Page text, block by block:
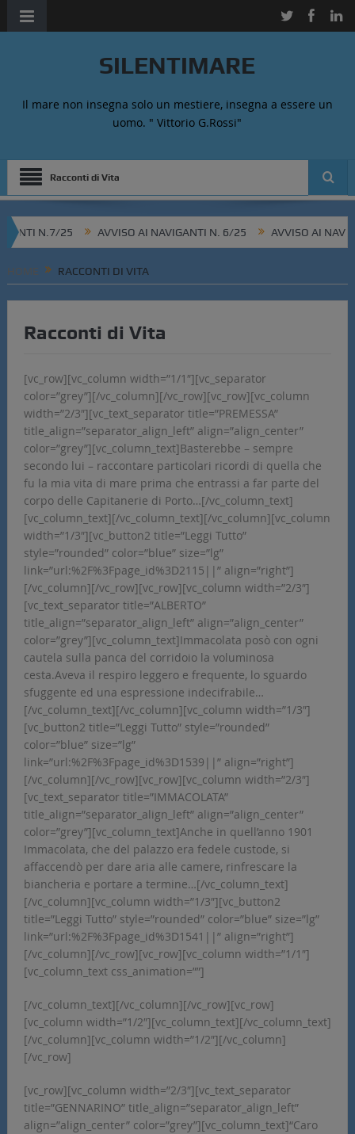
SILENTIMARE
Il mare non insegna solo un mestiere, insegna a essere un
uomo. " Vittorio G.Rossi"
Racconti di Vita
N.7/25 AVVISO AI NAVIGANTI N. 6/25 AVVISO AI
HOME RACCONTI DI VITA
Racconti di Vita
[vc_row][vc_column width=”1/1″][vc_separator
color=”grey”][/vc_column][/vc_row][vc_row][vc_column
width=”2/3″][vc_text_separator title=”PREMESSA”
title_align=”separator_align_left” align=”align_center”
color=”grey”][vc_column_text]Basterebbe – sempre
secondo lui – raccontare particolari ricordi di quella che
fu la mia vita di mare prima che entrassi a far parte del
corpo delle Capitanerie di Porto…[/vc_column_text]
[vc_column_text][/vc_column_text][/vc_column][vc_column
width=”1/3″][vc_button2 title=”Leggi Tutto”
style=”rounded” color=”blue” size=”lg”
link=”url:%2F%3Fpage_id%3D2115||” align=”right”]
[/vc_column][/vc_row][vc_row][vc_column width=”2/3″]
[vc_text_separator title=”ALBERTO”
title_align=”separator_align_left” align=”align_center”
color=”grey”][vc_column_text]Immacolata posò con ogni
cautela sulla panca del corridoio la voluminosa
cesta.Aveva il respiro leggero e frequente, lo sguardo
sfuggente ed una espressione indecifrabile…
[/vc_column_text][/vc_column][vc_column width=”1/3″]
[vc_button2 title=”Leggi Tutto” style=”rounded”
color=”blue” size=”lg”
link=”url:%2F%3Fpage_id%3D1539||” align=”right”]
[/vc_column][/vc_row][vc_row][vc_column width=”2/3″]
[vc_text_separator title=”IMMACOLATA”
title_align=”separator_align_left” align=”align_center”
color=”grey”][vc_column_text]Anche in quell’anno 1901
Immacolata, che del palazzo era fedele custode, si
affaccendò per dare aria alle camere, rinfrescare la
biancheria e portare a termine…[/vc_column_text]
[/vc_column][vc_column width=”1/3″][vc_button2
title=”Leggi Tutto” style=”rounded” color=”blue” size=”lg”
link=”url:%2F%3Fpage_id%3D1541||” align=”right”]
[/vc_column][/vc_row][vc_row][vc_column width=”1/1″]
[vc_column_text css_animation=””]
[/vc_column_text][/vc_column][/vc_row][vc_row]
[vc_column width=”1/2″][vc_column_text][/vc_column_text]
[/vc_column][vc_column width=”1/2″][/vc_column]
[/vc_row]
[vc_row][vc_column width=”2/3″][vc_text_separator
title=”GENNARINO” title_align=”separator_align_left”
align=”align_center” color=”grey”][vc_column_text]“Caro